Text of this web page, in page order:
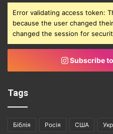
Error validating access token:
because the user changed
changed the session for
Subscribe
Tags
Біблія Росія США